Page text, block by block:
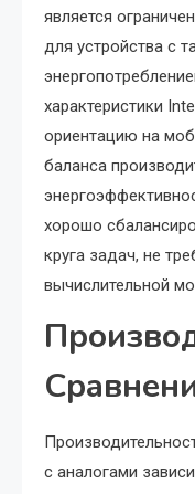
является
для устройства с
характеристики
ориентацию на
баланса
хорошо
круга задач, не
вычислительной
с аналогами